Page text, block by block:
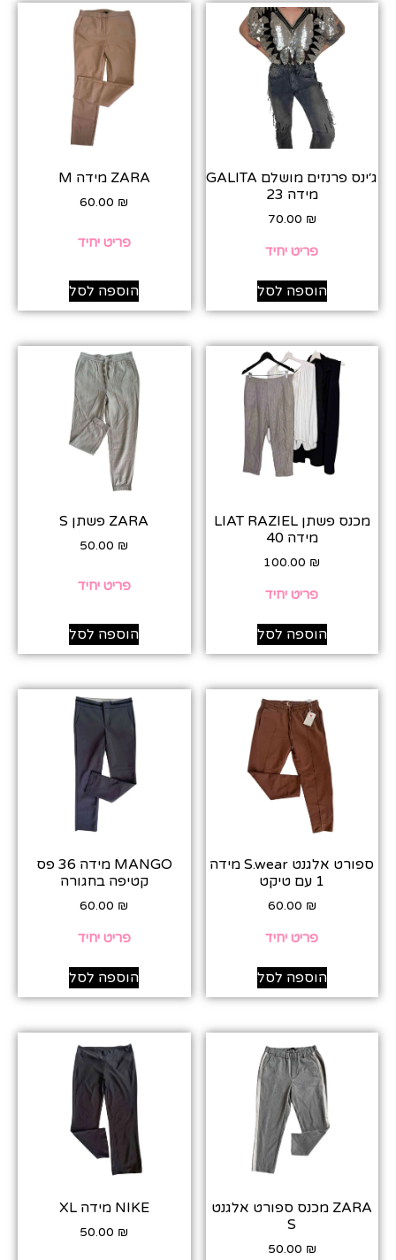
ג׳ינס פרנזים מושלם GALITA
מידה 23
70.00 ₪
פריט יחיד
הוספה לסל
ZARA מידה M
60.00 ₪
פריט יחיד
הוספה לסל
מכנס פשתן LIAT RAZIEL
מידה 40
100.00 ₪
פריט יחיד
הוספה לסל
ZARA פשתן S
50.00 ₪
פריט יחיד
הוספה לסל
ספורט אלגנט S.wear מידה
1 עם טיקט
60.00 ₪
פריט יחיד
הוספה לסל
MANGO מידה 36 פס
קטיפה בחגורה
60.00 ₪
פריט יחיד
הוספה לסל
ZARA מכנס ספורט אלגנט
S
50.00 ₪
NIKE מידה XL
50.00 ₪